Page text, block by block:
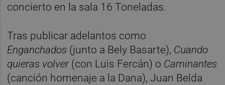
concierto en la sala 16 Toneladas.
Tras publicar adelantos como
Enganchados (junto a Bely Basarte), Cuando
quieras volver (con Luis Fercán) o Caminantes
(canción homenaje a la Dana), Juan Belda